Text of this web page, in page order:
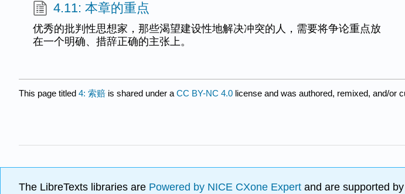
4.11: 本章的重点
优秀的批判性思想家，那些渴望建设性地解决冲突的人，需要将争论重点放
在一个明确、措辞正确的主张上。
This page titled 4: 索赔 is shared under a CC BY-NC 4.0 license and was authored, remixed, and/or
The LibreTexts libraries are Powered by NICE CXone Expert and are supported